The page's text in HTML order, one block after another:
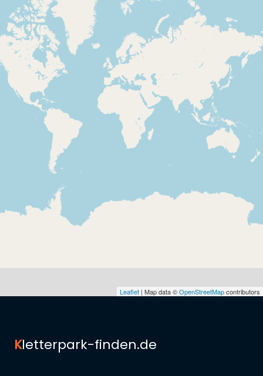
Leaflet | Map data ©OpenStreetMapcontributors
Kletterpark-finden.de